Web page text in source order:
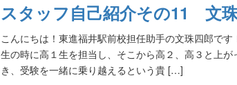
スタッフ自己紹介その11 文珠
こんにちは！東進福井駅前校担任助手の文珠四郎で
生の時に高１生を担当し、そこから高２、高３と上
き、受験を一緒に乗り越えるという貴 […]